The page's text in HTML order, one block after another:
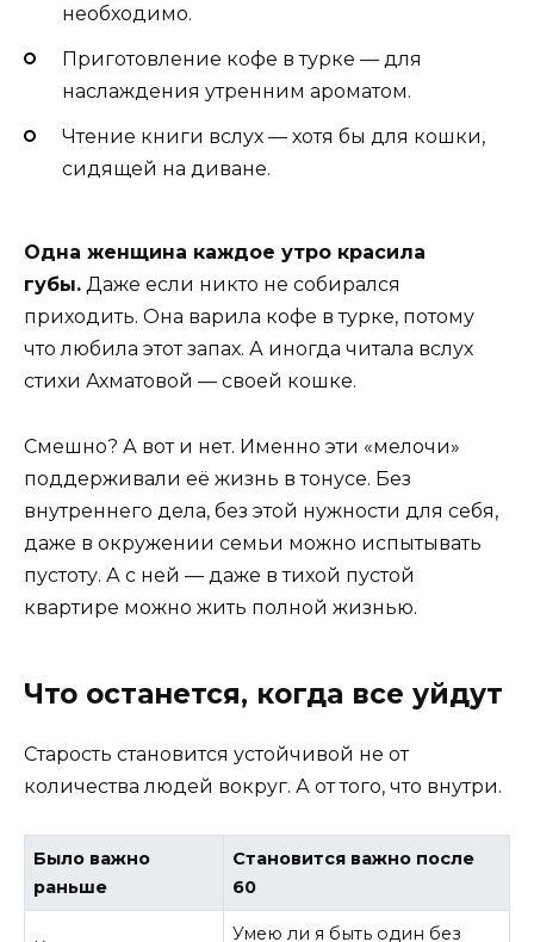
необходимо.
Приготовление кофе в турке — для
наслаждения утренним ароматом.
Чтение книги вслух — хотя бы для кошки,
сидящей на диване.
Одна женщина каждое утро красила
губы. Даже если никто не собирался
приходить. Она варила кофе в турке, потому
что любила этот запах. А иногда читала вслух
стихи Ахматовой — своей кошке.
Смешно? А вот и нет. Именно эти «мелочи»
поддерживали её жизнь в тонусе. Без
внутреннего дела, без этой нужности для себя,
даже в окружении семьи можно испытывать
пустоту. А с ней — даже в тихой пустой
квартире можно жить полной жизнью.
Что останется, когда все уйдут
Старость становится устойчивой не от
количества людей вокруг. А от того, что внутри.
Было важно
раньше
Становится важно после
60
Умею ли я быть один без